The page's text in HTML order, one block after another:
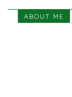
ABOUT ME